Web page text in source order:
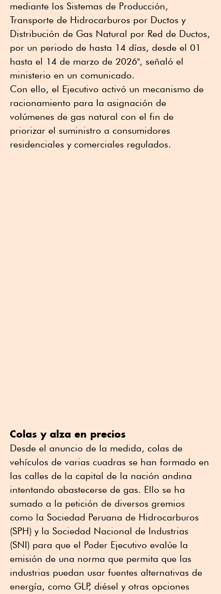
mediante los Sistemas de Producción,
Transporte de Hidrocarburos por Ductos y
Distribución de Gas Natural por Red de Ductos,
por un periodo de hasta 14 días, desde el 01
hasta el 14 de marzo de 2026", señaló el
ministerio en un comunicado.
Con ello, el Ejecutivo activó un mecanismo de
racionamiento para la asignación de
volúmenes de gas natural con el fin de
priorizar el suministro a consumidores
residenciales y comerciales regulados.
Colas y alza en precios
Desde el anuncio de la medida, colas de
vehículos de varias cuadras se han formado en
las calles de la capital de la nación andina
intentando abastecerse de gas. Ello se ha
sumado a la petición de diversos gremios
como la Sociedad Peruana de Hidrocarburos
(SPH) y la Sociedad Nacional de Industrias
(SNI) para que el Poder Ejecutivo evalúe la
emisión de una norma que permita que las
industrias puedan usar fuentes alternativas de
energía, como GLP, diésel y otras opciones